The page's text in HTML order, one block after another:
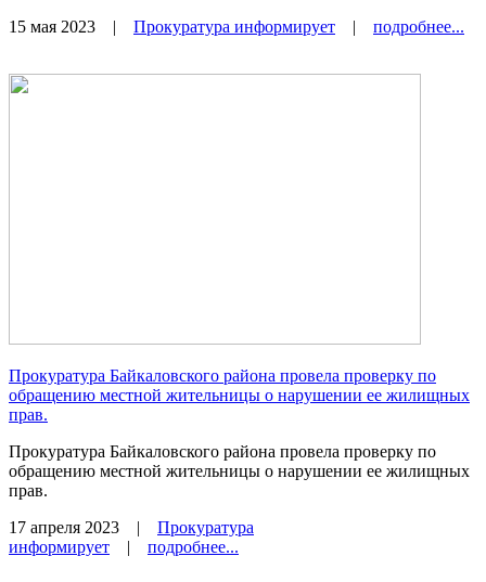
15 мая 2023 | Прокуратура информирует | подробнее...
Прокуратура Байкаловского района провела проверку по
обращению местной жительницы о нарушении ее жилищных
прав.
Прокуратура Байкаловского района провела проверку по
обращению местной жительницы о нарушении ее жилищных
прав.
17 апреля 2023 | Прокуратура
информирует | подробнее...